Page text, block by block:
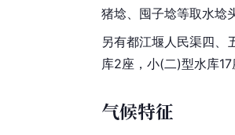
猪埝、囤子埝等取水埝
另有都江堰人民渠四、
库2座，小(二)型水库
气候特征